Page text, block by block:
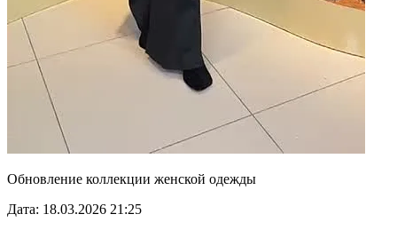
Обновление коллекции женской одежды
Дата: 18.03.2026 21:25